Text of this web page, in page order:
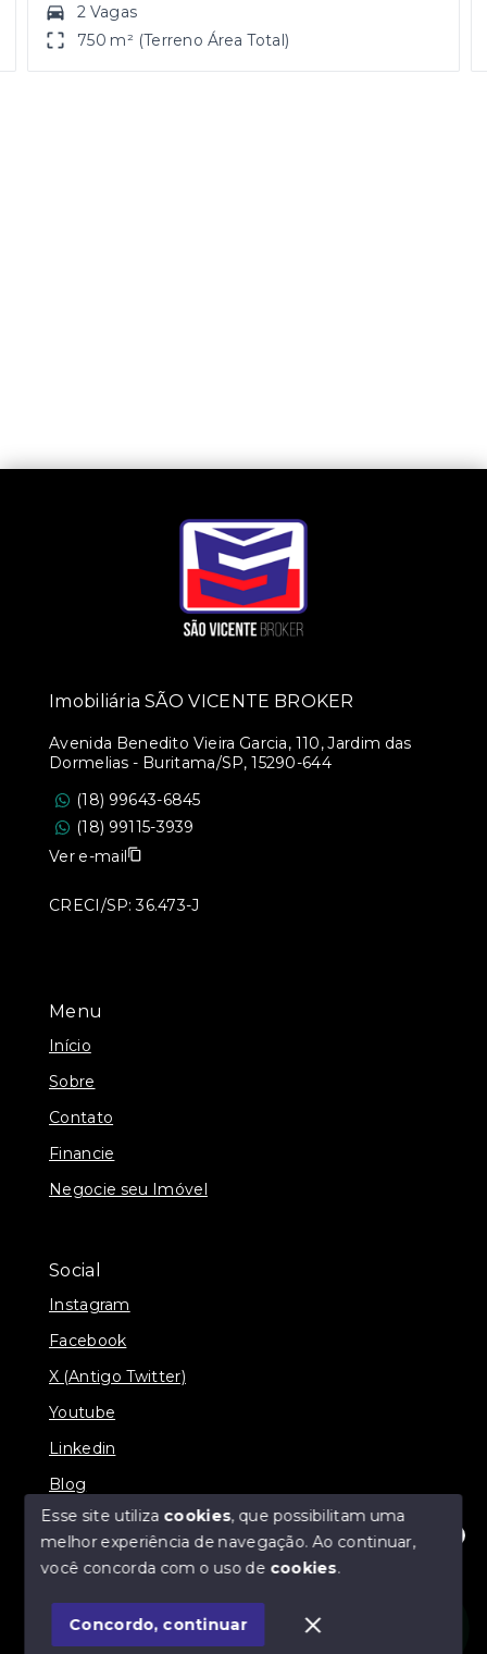
2 Vagas
750 m² (Terreno Área Total)
Olá! Estamos disponíveis para te ajudar.
Menu
Início
Sobre
Contato
Financie
Negocie seu Imóvel
Social
Instagram
Facebook
X (Antigo Twitter)
Youtube
Linkedin
Blog
© Copyright 2026 - Imobiliária SÃO VICENTE
SITE PARA IMOBILIARIA
Imobiliária SÃO VICENTE BROKER
Avenida Benedito Vieira Garcia, 110, Jardim das
Dormelias - Buritama/SP, 15290-644
(18) 99643-6845
(18) 99115-3939
Ver e-mail
CRECI/SP: 36.473-J
Esse site utiliza cookies, que possibilitam uma
melhor experiência de navegação.Ao continuar,
você concorda com o uso de cookies.
Concordo, continuar